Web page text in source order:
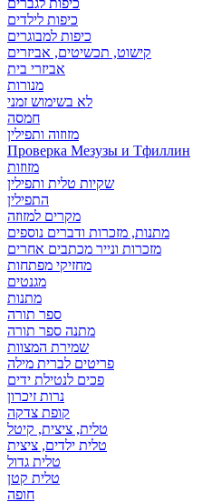
כיפות לגברים
כיפות לילדים
כיפות למבוגרים
קישוט, תכשיטים, אביזרים
אביזרי בית
מנורות
לא בשימוש זמני
חמסה
מזוזוה ותפילין
Проверка Мезузы и Тфиллин
מזוזות
שקיות טלית ותפילין
התפילין
מקרים למזוזה
מתנות, מזכרות ודברים נוספים
מזכרות ונייר מכתבים אחרים
מחזיקי מפתחות
מגנטים
מתנות
ספר תורה
מתנה ספר תורה
שמירת המצוות
פריטים לברית מילה
פכים לנטילת ידים
נרות זיכרון
קופת צדקה
טלית, ציצית, קיטל
טלית ילדים, ציצית
טלית גדול
טלית קטן